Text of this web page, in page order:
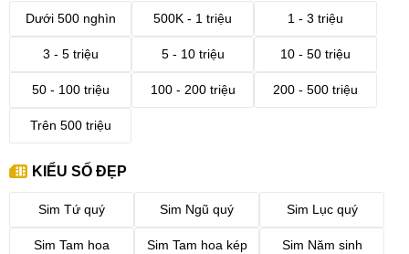
Dưới 500 nghìn 500K - 1 triệu 1 - 3 triệu
3 - 5 triệu 5 - 10 triệu 10 - 50 triệu
50 - 100 triệu 100 - 200 triệu 200 - 500 triệu
Trên 500 triệu
KIỂU SỐ ĐẸP
Sim Tứ quý Sim Ngũ quý Sim Lục quý
Sim Tam hoa Sim Tam hoa kép Sim Năm sinh